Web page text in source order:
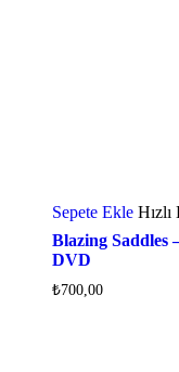
Sepete Ekle Hızlı
Blazing Saddles
DVD
₺700,00